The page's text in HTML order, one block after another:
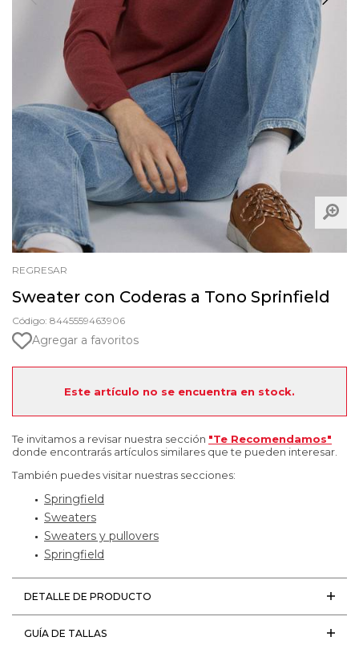
REGRESAR
Sweater con Coderas a Tono Sprinfield
Código: 8445559463906
Agregar a favoritos
Este artículo no se encuentra en stock.
Te invitamos a revisar nuestra sección "Te Recomendamos"
donde encontrarás artículos similares que te pueden interesar.
También puedes visitar nuestras secciones:
Springfield
Sweaters
Sweaters y pullovers
Springfield
DETALLE DE PRODUCTO
GUÍA DE TALLAS